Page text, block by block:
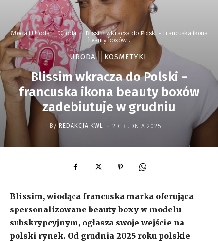
Moda i Uroda Uroda
Blissim wkracza do Polski - francuska ikona
beauty boxów...
URODA KOSMETYKI
Blissim wkracza do Polski –
francuska ikona beauty boxów
zadebiutuje w grudniu
By REDAKCJA KWL - 2 GRUDNIA 2025
Blissim, wiodąca francuska marka oferująca
spersonalizowane beauty boxy w modelu
subskrypcyjnym, ogłasza swoje wejście na
polski rynek. Od grudnia 2025 roku polskie